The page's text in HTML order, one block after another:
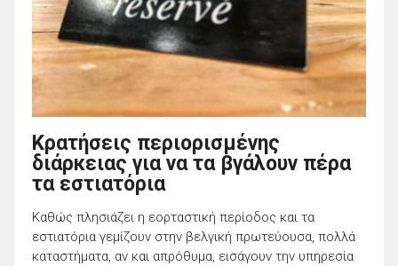
Κρατήσεις περιορισμένης
διάρκειας για να τα βγάλουν πέρα
τα εστιατόρια
Καθώς πλησιάζει η εορταστική περίοδος και τα
εστιατόρια γεμίζουν στην βελγική πρωτεύουσα, πολλά
καταστήματα, αν και απρόθυμα, εισάγουν την υπηρεσία